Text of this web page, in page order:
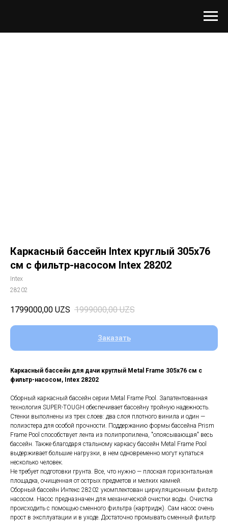
Каркасный бассейн Intex круглый 305x76
см с фильтр-насосом Intex 28202
Intex
28202
1799000,00 UZS 1999000,00 UZS
Заказать
Каркасный бассейн для дачи круглый Metal Frame 305х76 см с
фильтр-насосом, Intex 28202
Сборный каркасный бассейн серии Metal Frame Pool. Запатентованная
технология SUPER-TOUGH обеспечивает бассейну тройную надежность.
Стенки выполнены из трех слоев: два слоя плотного винила и один —
полиэстера для особой прочности. Поддержанию формы бассейна Prism
Frame Pool способствует лента из полипропилена, "опоясывающая" весь
бассейн. Также благодаря стальному каркасу бассейн Metal Frame Pool
выдерживает большие нагрузки, в нем одновременно могут купаться
несколько человек.
Не требует подготовки грунта. Все, что нужно — плоская горизонтальная
площадка, очищенная от острых предметов и мелких камней.
Сборный бассейн Интекс 28202 укомплектован циркуляционным фильтр
насосом. Насос предназначен для механической очистки воды. Очистка
происходить с помощью сменного фильтра (картридж). Сам насос очень
прост в эксплуатации и в уходе. Достаточно промывать сменный фильтр